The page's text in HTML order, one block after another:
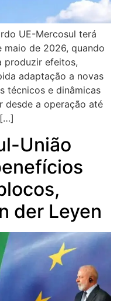
UE-Mercosul terá
maio de 2026, quando
produzir efeitos,
adaptação a novas
técnicos e dinâmicas
desde a operação até
União
der Leyen